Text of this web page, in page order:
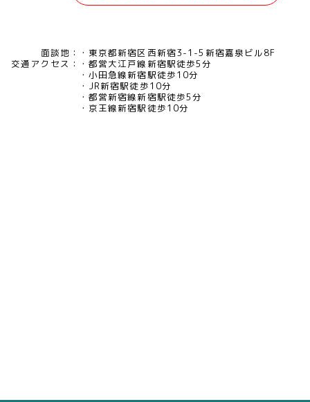
面談地：
東京都新宿区西新宿3-1-5新宿嘉泉ビル8F
交通アクセス：
都営大江戸線新宿駅徒歩5分
小田急線新宿駅徒歩10分
JR新宿駅徒歩10分
都営新宿線新宿駅徒歩5分
京王線新宿駅徒歩10分